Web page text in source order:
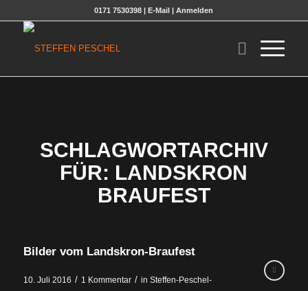
0171 7530398 |E-Mail |Anmelden
SCHLAGWORTARCHIV
FÜR: LANDSKRON
BRAUFEST
Bilder vom Landskron-Braufest
10. Juli 2016 / 1 Kommentar / in Steffen-Peschel-